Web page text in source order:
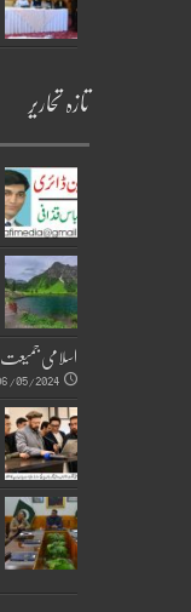
تازہ تحاریر
اسلامی جمیعت
05/2024